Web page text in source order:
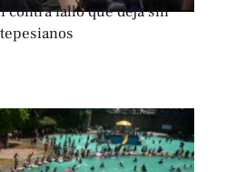
contra fallo que deja sin